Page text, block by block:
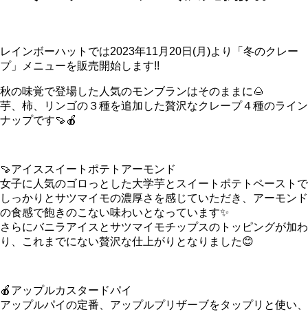
レインボーハットでは2023年11月20日(月)より「冬のクレー
プ」メニューを販売開始します!!
秋の味覚で登場した人気のモンブランはそのままに🌰
芋、柿、リンゴの３種を追加した贅沢なクレープ４種のライン
ナップです🍠🍎
🍠アイススイートポテトアーモンド
女子に人気のゴロっとした大学芋とスイートポテトペーストで
しっかりとサツマイモの濃厚さを感じていただき、アーモンド
の食感で飽きのこない味わいとなっています✨
さらにバニラアイスとサツマイモチップスのトッピングが加わ
り、これまでにない贅沢な仕上がりとなりました😊
🍎アップルカスタードパイ
アップルパイの定番、アップルプリザーブをタップリと使い、